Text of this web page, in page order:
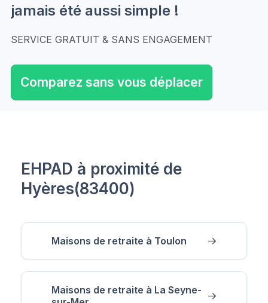
jamais été aussi simple !
SERVICE GRATUIT & SANS ENGAGEMENT
Comparez sans vous déplacer
EHPAD à proximité de
Hyères(83400)
Maisons de retraite à Toulon
Maisons de retraite à La Seyne-